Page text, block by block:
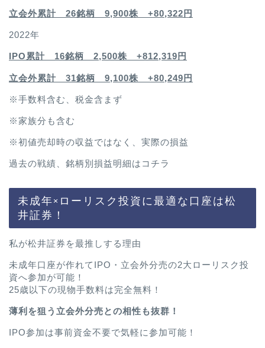
立会外累計 26銘柄 9,900株 +80,322円
2022年
IPO累計 16銘柄 2,500株 +812,319円
立会外累計 31銘柄 9,100株 +80,249円
※手数料含む、税金含まず
※家族分も含む
※初値売却時の収益ではなく、実際の損益
過去の戦績、銘柄別損益明細は コチラ
未成年×ローリスク投資に最適な口座は松
井証券！
私が松井証券を最推しする理由
未成年口座が作れてIPO・立会外分売の2大ローリスク投
資へ参加が可能！
25歳以下の現物手数料は完全無料！
薄利を狙う立会外分売との相性も抜群！
IPO参加は事前資金不要で気軽に参加可能！